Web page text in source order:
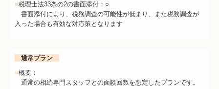
■税理士法33条の2の書面添付：○
書面添付により、税務調査の可能性が低まり、また税務調査が
入った場合も有効な対応策となります
通常プラン
■概要：
通常の相続専門スタッフとの面談回数を想定したプランです。